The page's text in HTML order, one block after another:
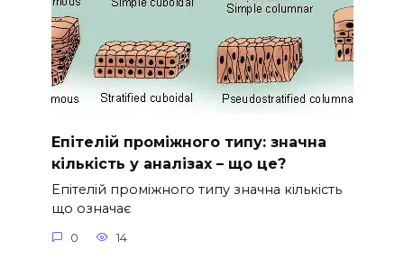
Епітелій проміжного типу: значна
кількість у аналізах – що це?
Епітелій проміжного типу значна кількість
що означає
0 14